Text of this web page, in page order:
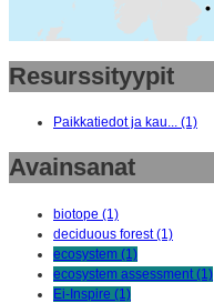
Resurssityypit
Paikkatiedot ja kau... (1)
Avainsanat
biotope (1)
deciduous forest (1)
ecosystem (1)
ecosystem assessment (1)
Ei-Inspire (1)